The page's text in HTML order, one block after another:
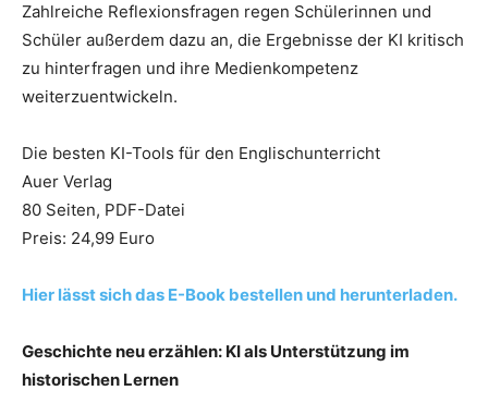
Zahlreiche Reflexionsfragen regen Schülerinnen und
Schüler außerdem dazu an, die Ergebnisse der KI kritisch
zu hinterfragen und ihre Medienkompetenz
weiterzuentwickeln.
Die besten KI-Tools für den Englischunterricht
Auer Verlag
80 Seiten, PDF-Datei
Preis: 24,99 Euro
Hier lässt sich das E-Book bestellen und herunterladen.
Geschichte neu erzählen: KI als Unterstützung im
historischen Lernen